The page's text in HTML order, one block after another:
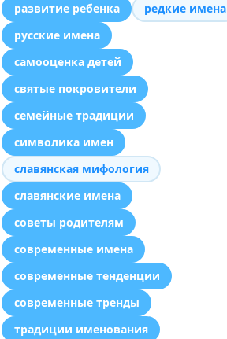
развитие ребенка
редкие имена
русские имена
самооценка детей
святые покровители
семейные традиции
символика имен
славянская мифология
славянские имена
советы родителям
современные имена
современные тенденции
современные тренды
традиции именования